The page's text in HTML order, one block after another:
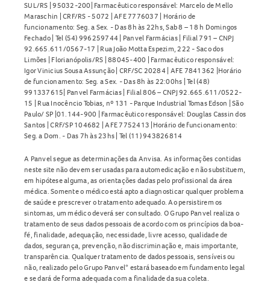
SUL/RS | 95032-200| Farmacêutico responsável: Marcelo de Mello
Maraschin | CRF/RS - 5072 | AFE 7776037 | Horário de
funcionamento: Seg. a Sex. - Das 8h às 22hs, Sab 8 – 18 h Domingos
Fechado | Tel (54) 996259744 | Panvel Farmácias | Filial 791 – CNPJ
92.665.611/0567-17 | Rua João Motta Espezim, 222 - Saco dos
Limões | Florianópolis/RS | 88045-400 | Farmacêutico responsável:
Igor Vinicius Sousa Assunção | CRF/SC 20284 | AFE 7841362 |Horário
de funcionamento: Seg. a Sex. - Das 8h às 22:00hs | Tel (48)
991337615| Panvel Farmácias | Filial 806 – CNPJ 92.665.611/0522-
15 | Rua Inocêncio Tobias, nº 131 - Parque Industrial Tomas Edson | São
Paulo/ SP |01.144-900 | Farmacêutico responsável: Douglas Cassin dos
Santos | CRF/SP 104682 | AFE 7752413 |Horário de funcionamento:
Seg. a Dom. - Das 7h às 23hs | Tel (11) 943826814
A Panvel segue as determinações da Anvisa. As informações contidas
neste site não devem ser usadas para automedicação e não substituem,
em hipótese alguma, as orientações dadas pelo profissional da área
médica. Somente o médico está apto a diagnosticar qualquer problema
de saúde e prescrever o tratamento adequado. Ao persistirem os
sintomas, um médico deverá ser consultado. O Grupo Panvel realiza o
tratamento de seus dados pessoais de acordo com os princípios da boa-
fé, finalidade, adequação, necessidade, livre acesso, qualidade de
dados, segurança, prevenção, não discriminação e, mais importante,
transparência. Qualquer tratamento de dados pessoais, sensíveis ou
não, realizado pelo Grupo Panvel* estará baseado em fundamento legal
e se dará de forma adequada com a finalidade da sua coleta.